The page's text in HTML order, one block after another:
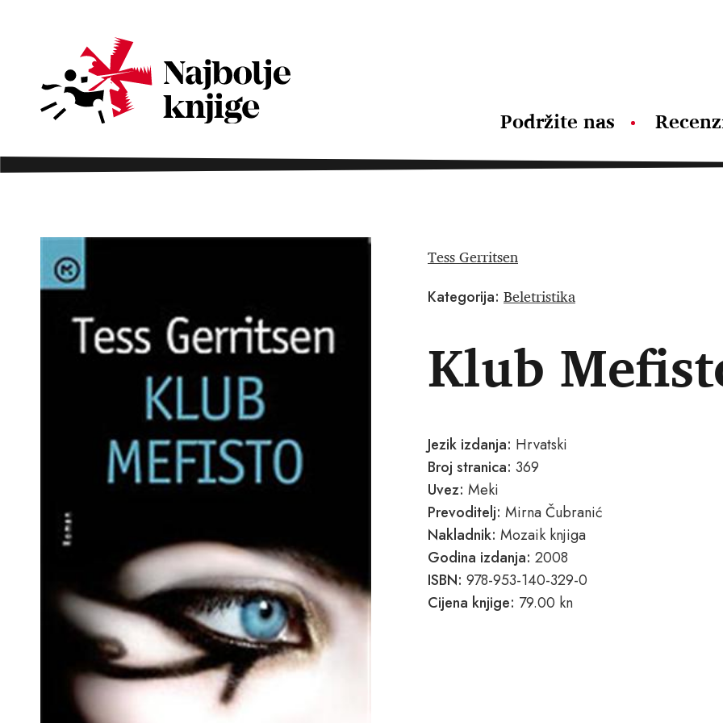
Podržite nas
Tess Gerritsen
Kategorija: Beletristika
Klub
Jezik izdanja: Hrvatski
Broj stranica: 369
Uvez: Meki
Prevoditelj: Mirna Čubranić
Nakladnik: Mozaik knjiga
Godina izdanja: 2008
ISBN: 978-953-140-329-0
Cijena knjige: 79.00 kn